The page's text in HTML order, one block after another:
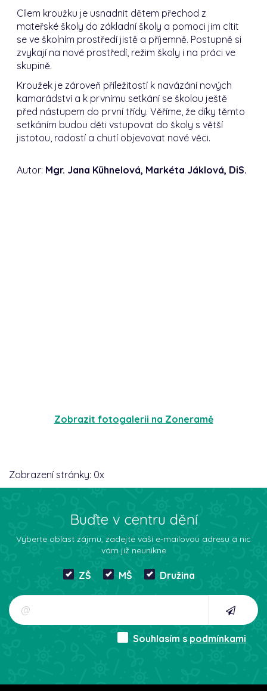
Cílem kroužku je usnadnit dětem přechod z
mateřské školy do základní školy a pomoci jim cítit
se ve školním prostředí jistě a příjemně. Postupně si
zvykají na nové prostředí, režim školy i na práci ve
skupině.
Kroužek je zároveň příležitostí k navázání nových
kamarádství a k prvnímu setkání se školou ještě
před nástupem do první třídy. Věříme, že díky těmto
setkáním budou děti vstupovat do školy s větší
jistotou, radostí a chutí objevovat nové věci.
Autor: Mgr. Jana Kühnelová, Markéta Jáklová, DiS.
Zobrazit fotogalerii na Zoneramě
Zobrazení stránky: 0x
Buďte v centru dění
Vyberte oblast zájmu, zadejte vaší e-mailovou adresu a nic
vám již neunikne
ZŠ MŠ Družina
Souhlasím s podmínkami